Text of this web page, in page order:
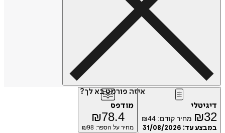
איזה פורמט בא לך?
דיגיטלי
₪32 מחיר קודם: ₪44
במבצע עד: 31/08/2026
מודפס
₪78.4
מחיר על הספר: ₪ 98